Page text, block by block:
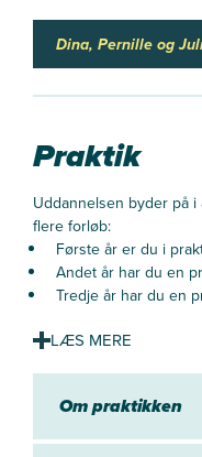
Mere afklaret inden
VR-teknologien
uddannelsens
- Fordelen ved VR er, at
ekstra mange billeder,
- Det gør, at jeg føler
ud at møde patienter.
mere på patienten og
Dina, Pernille og
Praktik
Uddannelsen byder på
flere forløb:
Første år er du i
Andet år har du en
Tredje år har du en
stråleterapeutiske og
Om praktikken